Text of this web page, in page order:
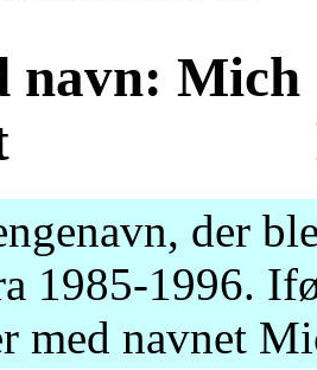
der
1985-1996.
med navnet